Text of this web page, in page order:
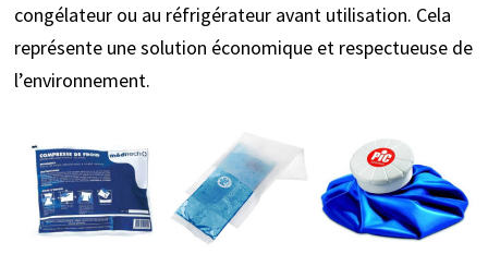
congélateur ou au réfrigérateur avant utilisation. Cela
représente une solution économique et respectueuse de
l’environnement.